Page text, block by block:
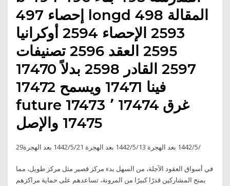
إحصاء 497 longd 498 المقالة
2593 الإحصاء 2594 أوكرانيا
2595 العقد 2596 تصنيفات
2597 القادر 2598 بدلاً 17470
فينا 17471 ويسمح 17472
future 17473 ٬ 17474 غرق
17475 والإصل
29‏‏/5‏‏/1442 بعد الهجرة 13‏‏/5‏‏/1442 بعد الهجرة 21‏‏/5‏‏/1442 بعد الهجرة
في أسواق العقود الآجلة، من السهل بدء مركز قصير مثل مركز طويل، مما
يمنح المشاركين قدرًا كبيرًا من المرونة، تساعدهم على حماية مراكزهم